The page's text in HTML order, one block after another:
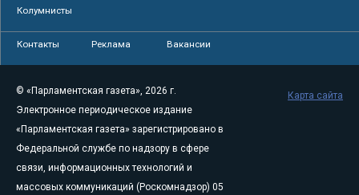
Колумнисты
Контакты Реклама Вакансии
© «Парламентская газета», 2026 г.
Электронное периодическое издание
«Парламентская газета» зарегистрировано в
Федеральной службе по надзору в сфере
связи, информационных технологий и
массовых коммуникаций (Роскомнадзор) 05
Карта сайта